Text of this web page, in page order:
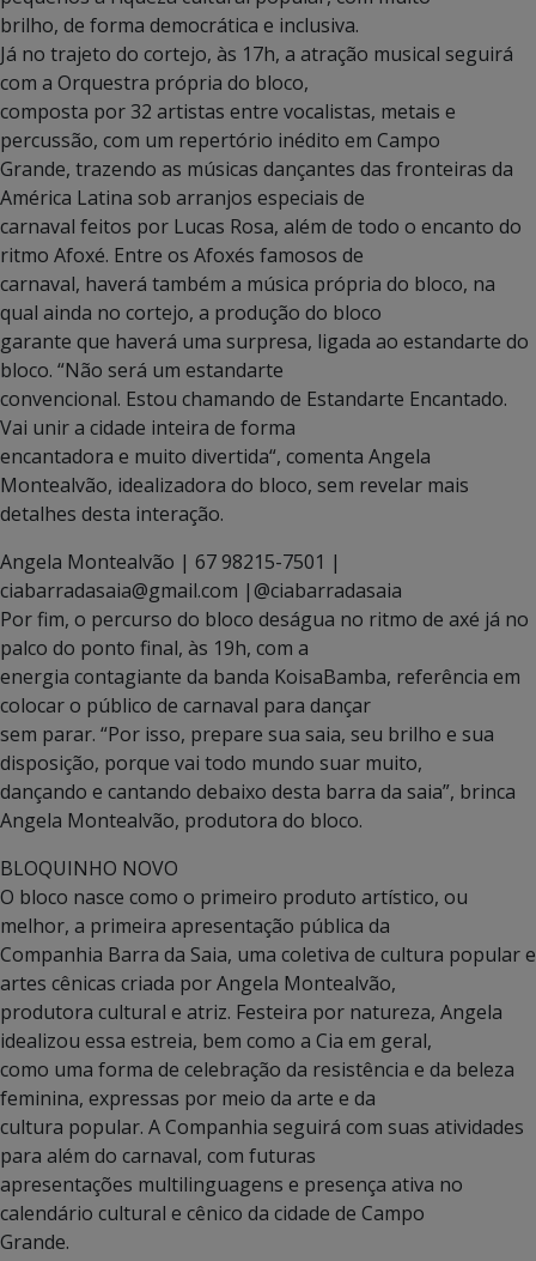
brilho, de forma democrática e inclusiva.
Já no trajeto do cortejo, às 17h, a atração musical seguirá
com a Orquestra própria do bloco,
composta por 32 artistas entre vocalistas, metais e
percussão, com um repertório inédito em Campo
Grande, trazendo as músicas dançantes das fronteiras da
América Latina sob arranjos especiais de
carnaval feitos por Lucas Rosa, além de todo o encanto do
ritmo Afoxé. Entre os Afoxés famosos de
carnaval, haverá também a música própria do bloco, na
qual ainda no cortejo, a produção do bloco
garante que haverá uma surpresa, ligada ao estandarte do
bloco. “Não será um estandarte
convencional. Estou chamando de Estandarte Encantado.
Vai unir a cidade inteira de forma
encantadora e muito divertida“, comenta Angela
Montealvão, idealizadora do bloco, sem revelar mais
detalhes desta interação.
Angela Montealvão | 67 98215-7501 |
ciabarradasaia@gmail.com |@ciabarradasaia
Por fim, o percurso do bloco deságua no ritmo de axé já no
palco do ponto final, às 19h, com a
energia contagiante da banda KoisaBamba, referência em
colocar o público de carnaval para dançar
sem parar. “Por isso, prepare sua saia, seu brilho e sua
disposição, porque vai todo mundo suar muito,
dançando e cantando debaixo desta barra da saia”, brinca
Angela Montealvão, produtora do bloco.
BLOQUINHO NOVO
O bloco nasce como o primeiro produto artístico, ou
melhor, a primeira apresentação pública da
Companhia Barra da Saia, uma coletiva de cultura popular e
artes cênicas criada por Angela Montealvão,
produtora cultural e atriz. Festeira por natureza, Angela
idealizou essa estreia, bem como a Cia em geral,
como uma forma de celebração da resistência e da beleza
feminina, expressas por meio da arte e da
cultura popular. A Companhia seguirá com suas atividades
para além do carnaval, com futuras
apresentações multilinguagens e presença ativa no
calendário cultural e cênico da cidade de Campo
Grande.